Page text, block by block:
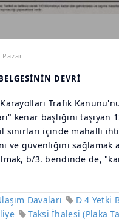
Pazar
DEVRİ
Karayolları Trafik
kenar başlığını
sınırları içinde mahalli
ve güvenliğini sağlamak
b/3. bendinde de,
Davaları D 4 Yetki
Taksi İhalesi (Plaka